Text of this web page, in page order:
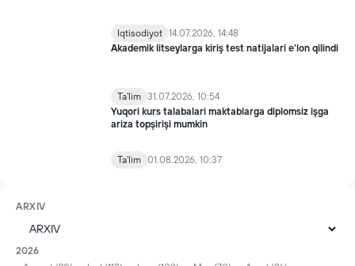
Iqtisodiyot 14.07.2026, 14:48
Akademik litseylarga kiriş test natijalari e'lon qilindi
Ta'lim 31.07.2026, 10:54
Yuqori kurs talabalari maktablarga diplomsiz işga
ariza topşirişi mumkin
Ta'lim 01.08.2026, 10:37
ARXIV
2026